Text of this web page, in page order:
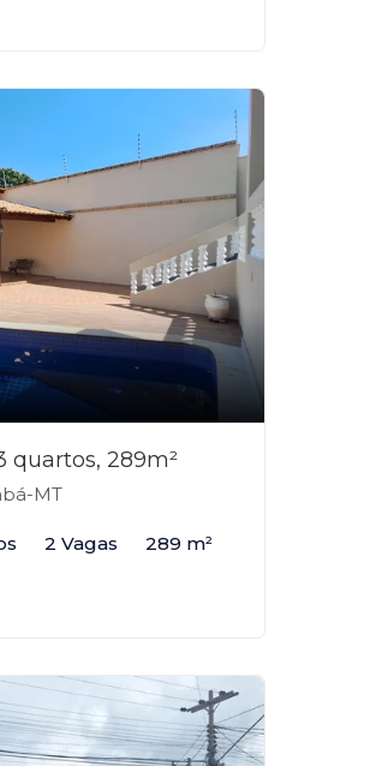
quartos, 289m²
MT
2 Vagas 289 m²